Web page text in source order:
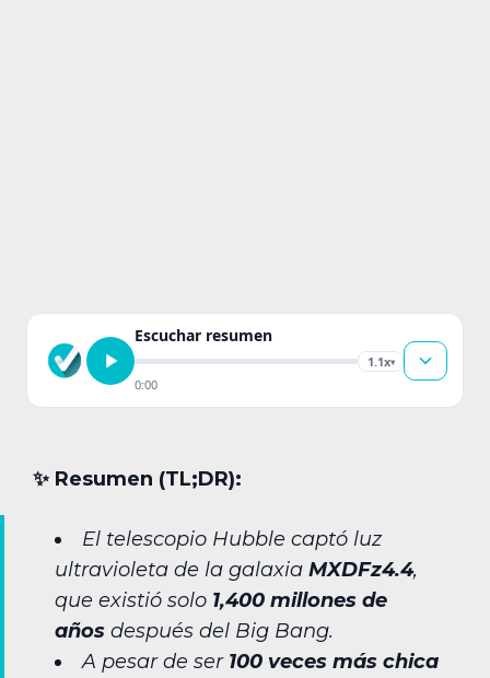
Escuchar resumen
1.1x▾
0:00
✨︎ Resumen (TL;DR):
El telescopio Hubble captó luz
ultravioleta de la galaxia MXDFz4.4,
que existió solo 1,400 millones de
años después del Big Bang.
A pesar de ser 100 veces más chica